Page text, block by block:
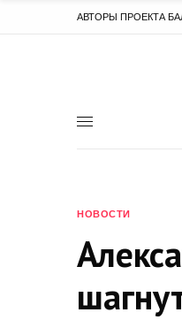
АВТОРЫ ПРОЕКТА
НОВОСТИ